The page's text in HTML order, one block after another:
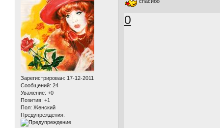
Зарегистрирован: 17-12-2011
Сообщений: 24
Уважение: +0
Позитив: +1
Пол: Женский
Предупреждения:
спасибо
0